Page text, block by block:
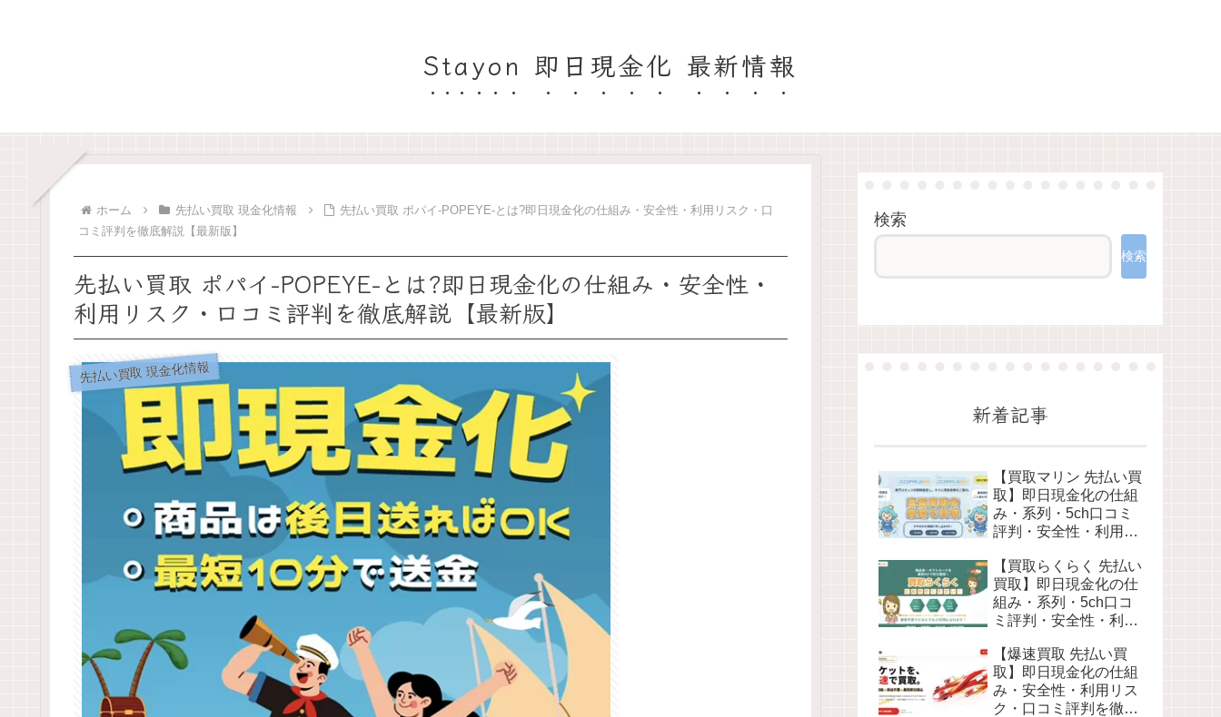
Stayon 即日現金化 最新情報
ホーム 先払い買取 現金化情報
先払い買取 ポパイ-POPEYE-とは?即日現金化の仕組み・安全性・利用リスク・口
コミ評判を徹底解説【最新版】
先払い買取 ポパイ-POPEYE-とは?即日現金化の仕組み・安全性・
利用リスク・口コミ評判を徹底解説【最新版】
先払い買取 現金化情報
検索
検索
新着記事
【買取マリン 先払い買
取】即日現金化の仕組
み・系列・5ch口コミ
評判・安全性・利用リ
底解説
【買取らくらく 先払い
買取】即日現金化の仕
組み・系列・5ch口コ
ミ評判・安全性・利用
徹底解説
【爆速買取 先払い買
取】即日現金化の仕組
み・安全性・利用リス
ク・口コミ評判を徹底